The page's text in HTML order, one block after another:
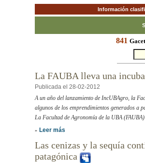
Información
841
La FAUBA lleva una
Publicada el 28-02-2012
A un año del lanzamiento de IncUBAgro, la
algunos de los emprendimientos generados a
La Facultad de Agronomía de la UBA
» Leer más
Las cenizas y la sequía
patagónica